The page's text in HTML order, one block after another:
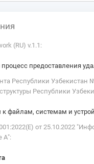
(RU) v.1.1:
процесс предоставления
Республики Узбекистан
Республики
к файлам, системам и
от 25.10.2022
А":